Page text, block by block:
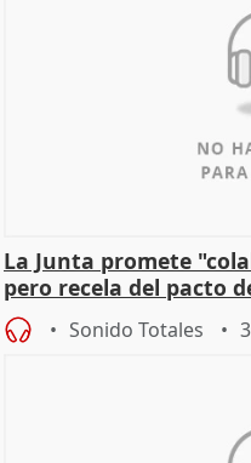
La Junta promete
pero recela del pacto
Sonido Totales